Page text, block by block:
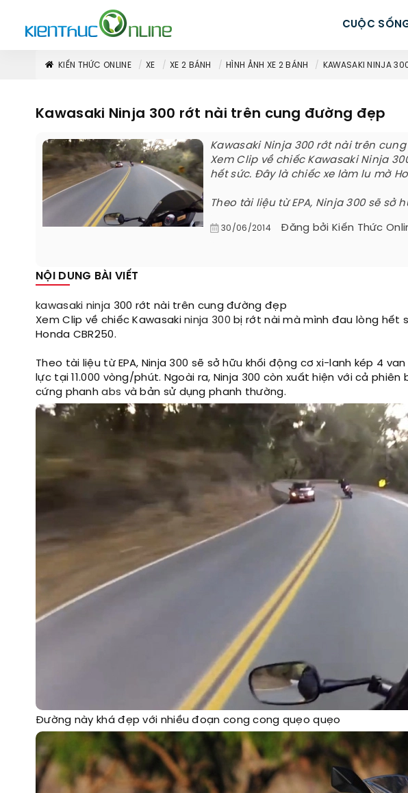
CUỘC
KIẾN THỨC ONLINE XE XE 2 BÁNH HÌNH ẢNH XE 2 BÁNH KAWASAKI NINJA
Kawasaki Ninja 300 rớt nài trên cung đường đẹp
Kawasaki Ninja 300 rớt nài trên
Xem Clip về chiếc Kawasaki Ninja
hết sức. Đây là chiếc xe làm lu mờ
Theo tài liệu từ EPA, Ninja 300 sẽ sở
30/06/2014 Đăng bởi Kiến Thức
NỘI DUNG BÀI VIẾT
kawasaki ninja 300 rớt nài trên cung đường đẹp
Xem Clip về chiếc Kawasakininja 300 bị rớt nài mà mình đau lòng hết
Honda CBR250.
Theo tài liệu từ EPA, Ninja 300 sẽ sở hữu khối động cơ xi-lanh kép 4
lực tại 11.000 vòng/phút. Ngoài ra, Ninja 300 còn xuất hiện với cả
cứng phanhabs và bản sử dụng phanh thường.
Đường này khá đẹp với nhiều đoạn cong cong quẹo quẹo